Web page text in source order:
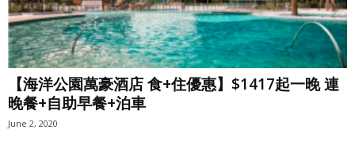
【海洋公園萬豪酒店 食+住優惠】$1417起一晚 連
晚餐+自助早餐+泊車
June 2, 2020